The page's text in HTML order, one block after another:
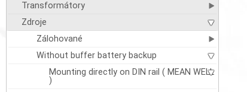
Transformátory
Zdroje
Zálohované
Without buffer battery backup
Mounting directly on DIN rail ( MEAN WELL
)